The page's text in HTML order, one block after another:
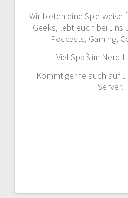
Wir bieten eine Spielweise
Geeks, lebt euch bei uns
Podcasts, Gaming,
Viel Spaß im Nerd
Kommt gerne auch auf
Server.